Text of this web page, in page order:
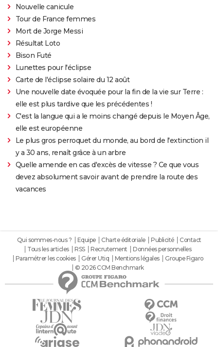
Nouvelle canicule
Tour de France femmes
Mort de Jorge Messi
Résultat Loto
Bison Futé
Lunettes pour l'éclipse
Carte de l'éclipse solaire du 12 août
Une nouvelle date évoquée pour la fin de la vie sur Terre :
elle est plus tardive que les précédentes !
C'est la langue qui a le moins changé depuis le Moyen Âge,
elle est européenne
Le plus gros perroquet du monde, au bord de l'extinction il
y a 30 ans, renaît grâce à un arbre
Quelle amende en cas d'excès de vitesse ? Ce que vous
devez absolument savoir avant de prendre la route des
vacances
Qui sommes-nous ? Equipe Charte éditoriale Publicité
Contact
Tous les articles
RSS Recrutement
Données personnelles
Paramétrer les cookies
Gérer Utiq Mentions légales
Groupe Figaro
© 2026 CCM Benchmark